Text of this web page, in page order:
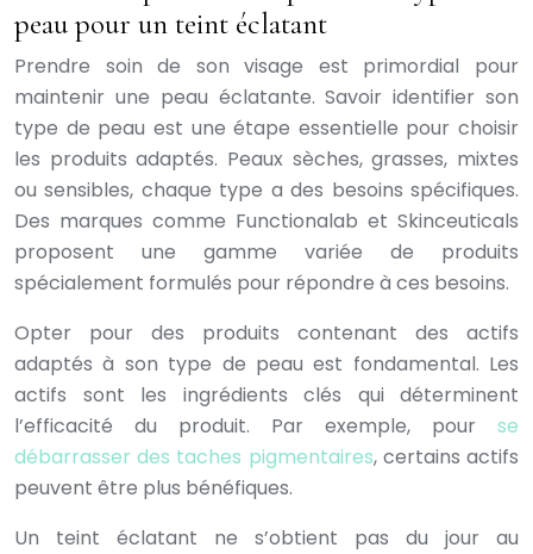
peau pour un teint éclatant
Prendre soin de son visage est primordial pour
maintenir une peau éclatante. Savoir identifier son
type de peau est une étape essentielle pour choisir
les produits adaptés. Peaux sèches, grasses, mixtes
ou sensibles, chaque type a des besoins spécifiques.
Des marques comme Functionalab et Skinceuticals
proposent une gamme variée de produits
spécialement formulés pour répondre à ces besoins.
Opter pour des produits contenant des actifs
adaptés à son type de peau est fondamental. Les
actifs sont les ingrédients clés qui déterminent
l’efficacité du produit. Par exemple, pour se
débarrasser des taches pigmentaires, certains actifs
peuvent être plus bénéfiques.
Un teint éclatant ne s’obtient pas du jour au